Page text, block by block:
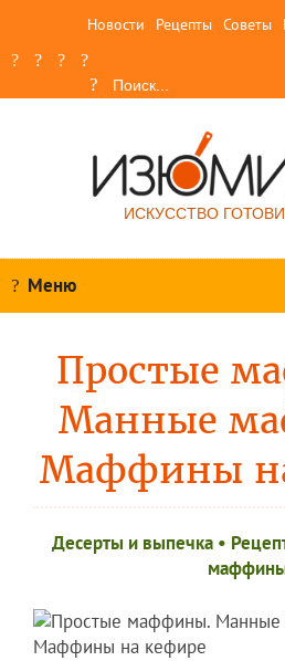
Новости Рецепты Советы
ИСКУССТВО
Меню
Простые
Манные
Маффины
Десерты и выпечка •